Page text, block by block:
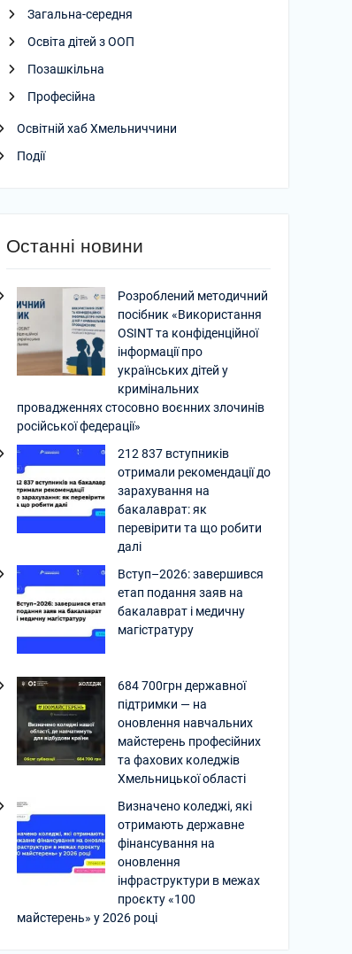
Загальна-середня
Освіта дітей з ООП
Позашкільна
Професійна
Освітній хаб Хмельниччини
Події
Останні новини
Розроблений методичний
посібник «Використання
OSINT та конфіденційної
інформації про
українських дітей у
кримінальних
провадженнях стосовно воєнних злочинів
російської федерації»
212 837 вступників
отримали рекомендації до
зарахування на
бакалаврат: як
перевірити та що робити
далі
Вступ–2026: завершився
етап подання заяв на
бакалаврат і медичну
магістратуру
684 700грн державної
підтримки — на
оновлення навчальних
майстерень професійних
та фахових коледжів
Хмельницької області
Визначено коледжі, які
отримають державне
фінансування на
оновлення
інфраструктури в межах
проєкту «100
майстерень» у 2026 році